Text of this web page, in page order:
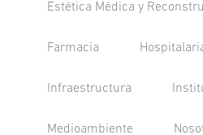
Estética Médica y
Farmacia
Infraestructura
Medioambiente